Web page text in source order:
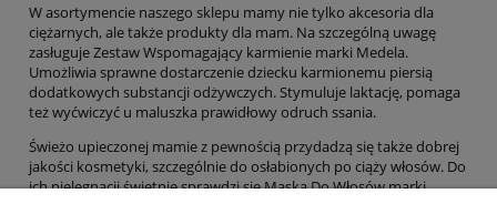
W asortymencie naszego sklepu mamy nie tylko akcesoria dla
ciężarnych, ale także produkty dla mam. Na szczególną uwagę
zasługuje Zestaw Wspomagający karmienie marki Medela.
Umożliwia sprawne dostarczenie dziecku karmionemu piersią
dodatkowych substancji odżywczych. Stymuluje laktację, pomaga
też wyćwiczyć u maluszka prawidłowy odruch ssania.
Świeżo upieczonej mamie z pewnością przydadzą się także dobrej
jakości kosmetyki, szczególnie do osłabionych po ciąży włosów. Do
ich pielęgnacji świetnie sprawdzi się Maska Do Włosów marki